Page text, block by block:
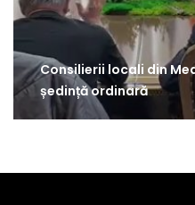
Consilierii locali din
ședință ordinară